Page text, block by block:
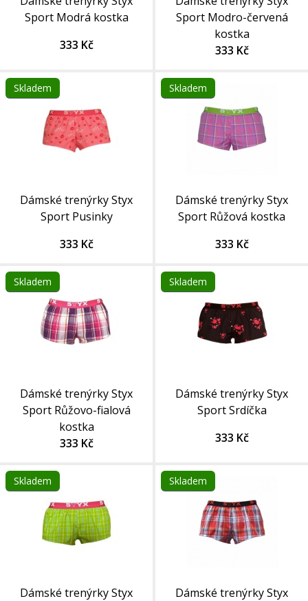
Sport Modrá kostka
333 Kč
Sport Modro-červená
kostka
333 Kč
Skladem
Dámské trenýrky Styx
Sport Pusinky
333 Kč
Skladem
Dámské trenýrky Styx
Sport Růžová kostka
333 Kč
Skladem
Dámské trenýrky Styx
Sport Růžovo-fialová
kostka
333 Kč
Skladem
Dámské trenýrky Styx
Sport Srdíčka
333 Kč
Skladem
Dámské trenýrky Styx
Skladem
Dámské trenýrky Styx